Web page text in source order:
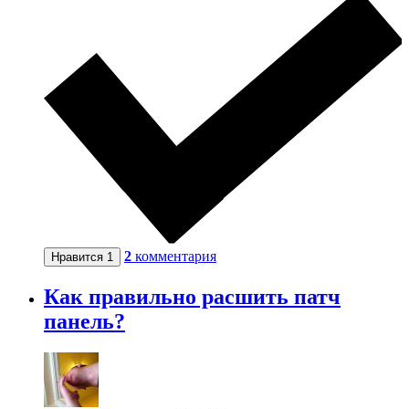
Нравится 1 2 комментария
Как правильно расшить патч
панель?